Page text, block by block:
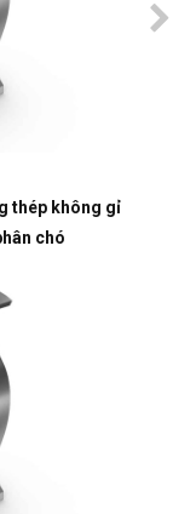
thép không gỉ
chó